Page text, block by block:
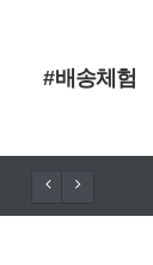
#배송체험